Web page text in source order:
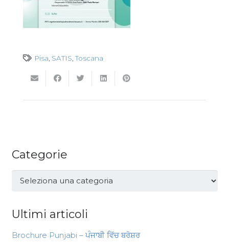
Pisa SATIS ,Toscana
Categorie
Categorie
Ultimi articoli
Brochure Punjabi – ਪੰਜਾਬੀ ਵਿੱਚ ਬਰੋਸ਼ਰ